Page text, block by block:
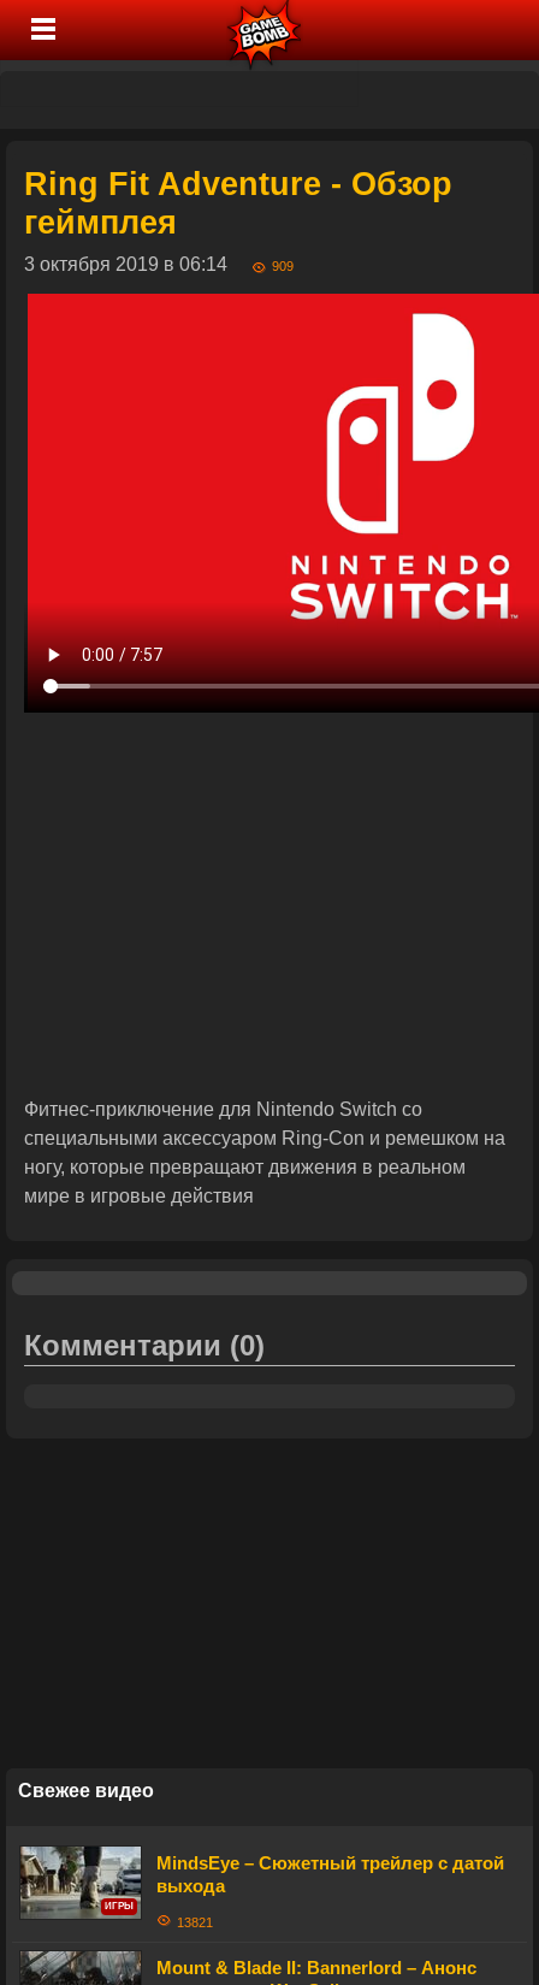
Ring Fit Adventure - Обзор
геймплея
3 октября 2019 в 06:14 909
Фитнес-приключение для Nintendo Switch со
специальными аксессуаром Ring-Con и ремешком на
ногу, которые превращают движения в реальном
мире в игровые действия
Комментарии (0)
Свежее видео
ИГРЫ
MindsEye – Сюжетный трейлер с датой
выхода
13821
Mount & Blade II: Bannerlord – Анонс